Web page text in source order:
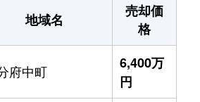
地域名
売却価
格
府中町
6,400万
円